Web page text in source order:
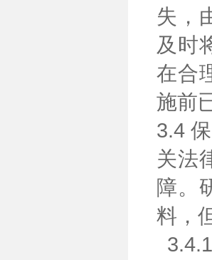
失，
及时
在合
施前
3.4
关法
障。
料，